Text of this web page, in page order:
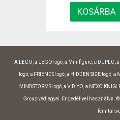
A LEGO, a LEGO logó, a Minifigure, a DUPLO,
logó, a FRIENDS logó, a HIDDEN SIDE logó, a
MINDSTORMS logó, a VIDIYO, a NEXO
Group védjegyei. Engedéllyel használva.